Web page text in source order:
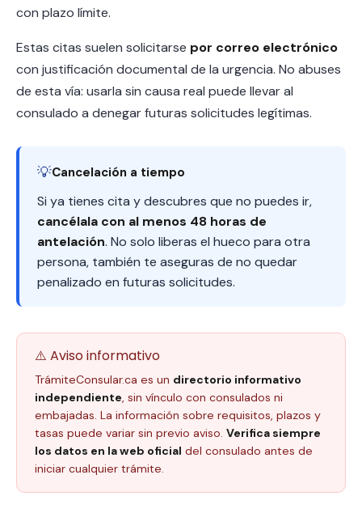
con plazo límite.
Estas citas suelen solicitarse por correo electrónico
con justificación documental de la urgencia. No abuses
de esta vía: usarla sin causa real puede llevar al
consulado a denegar futuras solicitudes legítimas.
💡Cancelación a tiempo
Si ya tienes cita y descubres que no puedes ir,
cancélala con al menos 48 horas de
antelación. No solo liberas el hueco para otra
persona, también te aseguras de no quedar
penalizado en futuras solicitudes.
⚠️ Aviso informativo
TrámiteConsular.ca es un directorio informativo
independiente, sin vínculo con consulados ni
embajadas. La información sobre requisitos, plazos y
tasas puede variar sin previo aviso. Verifica siempre
los datos en la web oficial del consulado antes de
iniciar cualquier trámite.